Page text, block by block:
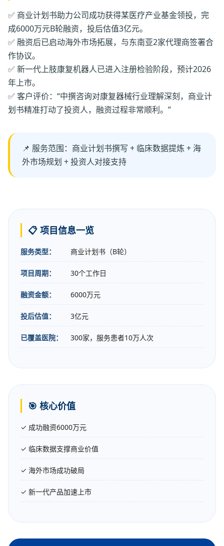
✅ 商业计划书助力公司成功获得某医疗产业基金领投，完
成6000万元B轮融资，投后估值3亿元。
✅ 融资后已启动海外市场拓展，与东南亚2家代理商签署合
作协议。
✅ 新一代上肢康复机器人已进入注册检验阶段，预计2026
年上市。
✅ 客户评价：“中撰咨询对康复器械行业理解深刻，商业计
划书精准打动了投资人，融资过程非常顺利。”
📌 服务范围：商业计划书撰写 + 临床数据提炼 + 海
外市场规划 + 投资人对接支持
📋 项目信息一览
服务类型： 商业计划书（B轮）
项目周期： 30个工作日
融资金额： 6000万元
投后估值： 3亿元
已覆盖医院： 300家，服务患者10万人次
🎯 核心价值
✓ 成功融资6000万元
✓ 临床数据支撑商业价值
✓ 海外市场成功破局
✓ 新一代产品加速上市